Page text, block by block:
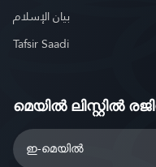
بيان الإسلام
Tafsir Saadi
മെയിൽ ലിസ്റ്റിൽ